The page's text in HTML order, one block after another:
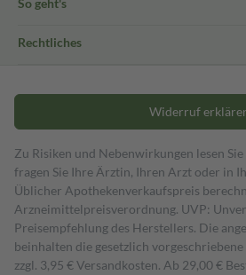
So geht's
Rechtliches
Widerruf
Zu Risiken und Nebenwirkungen lesen
fragen Sie Ihre Ärztin, Ihren Arzt oder in
Üblicher Apothekenverkaufspreis
Arzneimittelpreisverordnung. UVP:
Preisempfehlung des Herstellers. Die
beinhalten die gesetzlich
zzgl. 3,95 € Versandkosten. Ab 29,00 €